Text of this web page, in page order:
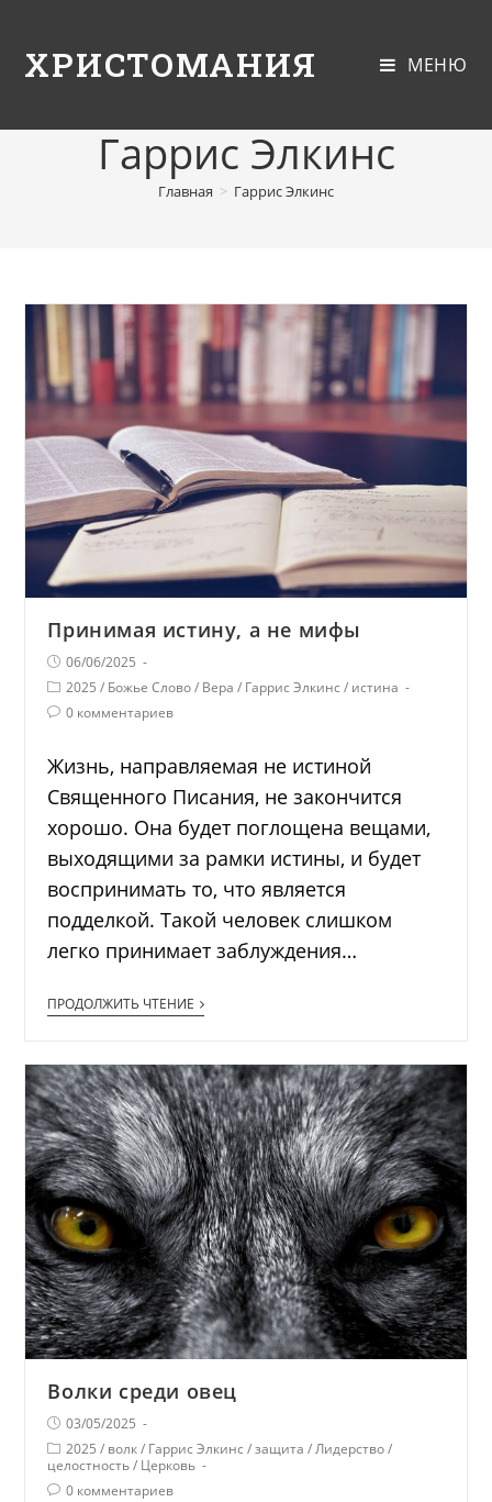
ХРИСТОМАНИЯ МЕНЮ
Гаррис Элкинс
Главная > Гаррис Элкинс
Принимая истину, а не мифы
06/06/2025
2025 / Божье Слово / Вера / Гаррис Элкинс / истина
0 комментариев
Жизнь, направляемая не истиной
Священного Писания, не закончится
хорошо. Она будет поглощена вещами,
выходящими за рамки истины, и будет
воспринимать то, что является
подделкой. Такой человек слишком
легко принимает заблуждения…
ПРОДОЛЖИТЬ ЧТЕНИЕ
Волки среди овец
03/05/2025
2025 / волк / Гаррис Элкинс / защита / Лидерство /
целостность / Церковь
0 комментариев